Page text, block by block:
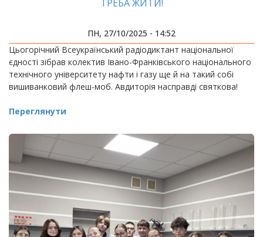
ТРЕБА ЖИТИ!
ПН, 27/10/2025 - 14:52
Цьогорічний Всеукраїнський радіодиктант національної
єдності зібрав колектив Івано-Франківського національного
технічного університету нафти і газу ще й на такий собі
вишиванковий флеш-моб. Авдиторія насправді святкова!
Переглянути